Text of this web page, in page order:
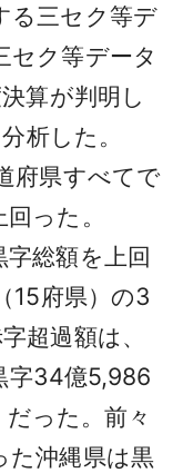
る三セク等デ
セク等データ
算が判明し
析した。
府県すべてで
った。
総額を上回
15府県）の3
超過額は、
字34億5,986
った。前々
た沖縄県は黒